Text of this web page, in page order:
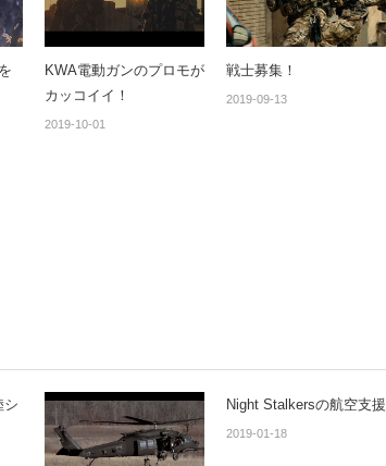
KWA電動ガンのプロモが
カッコイイ！
2019-10-01
戦士募集！
2019-09-13
シ
Night Stalkersの航空支援
2019-01-18